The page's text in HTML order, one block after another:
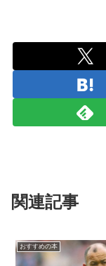
関連記事
おすすめの本